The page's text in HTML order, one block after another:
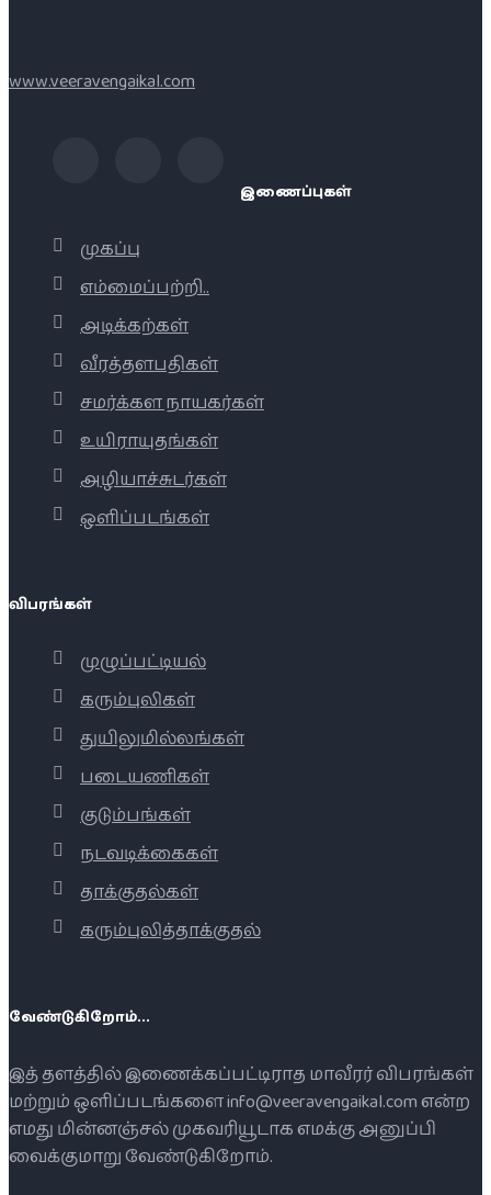
www.veeravengaikal.com
இணைப்புகள்
முகப்பு
எம்மைப்பற்றி..
அடிக்கற்கள்
வீரத்தளபதிகள்
சமர்க்கள நாயகர்கள்
உயிராயுதங்கள்
அழியாச்சுடர்கள்
ஒளிப்படங்கள்
விபரங்கள்
முழுப்பட்டியல்
கரும்புலிகள்
துயிலுமில்லங்கள்
படையணிகள்
குடும்பங்கள்
நடவடிக்கைகள்
தாக்குதல்கள்
கரும்புலித்தாக்குதல்
வேண்டுகிறோம்...
இத் தளத்தில் இணைக்கப்பட்டிராத மாவீரர் விபரங்கள்
மற்றும் ஒளிப்படங்களை info@veeravengaikal.com என்ற
எமது மின்னஞ்சல் முகவரியூடாக எமக்கு அனுப்பி
வைக்குமாறு வேண்டுகிறோம்.